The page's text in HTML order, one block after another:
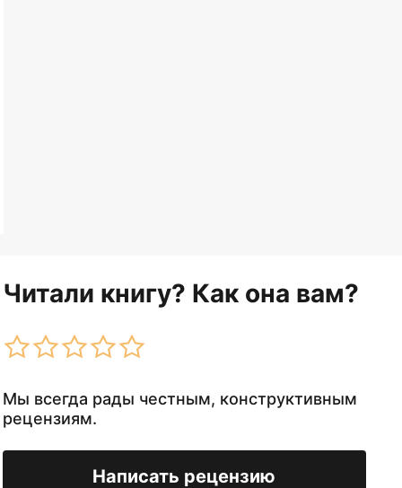
Читали книгу? Как она вам?
Мы всегда рады честным, конструктивным
рецензиям.
Написать рецензию